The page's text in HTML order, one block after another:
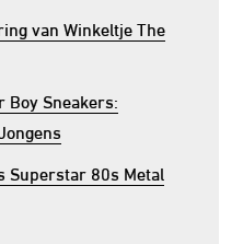
van Winkeltje The
Sneakers:
Superstar 80s Metal